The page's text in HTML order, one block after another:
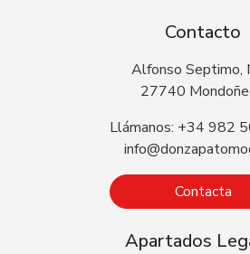
Contacto
Alfonso Septimo,
27740
Llámanos: +34 982
Contacta
Apartados